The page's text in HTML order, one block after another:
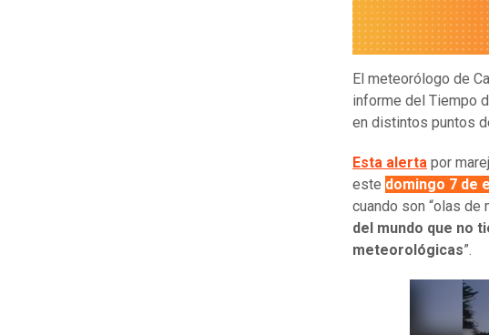
El meteorólogo de
informe del Tiempo
en distintos puntos
Esta alerta por
este domingo 7 de
cuando son “olas de
del mundo que no
meteorológicas”.